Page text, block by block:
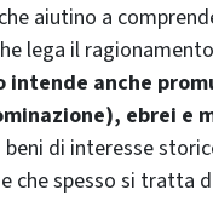
aiutino a
lega il
intende anche
ebrei e
di interesse
che spesso si tratta